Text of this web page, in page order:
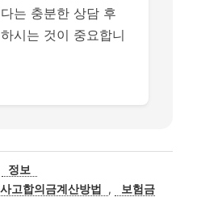
는 충분한 상담 후
시는 것이 중요합니
카
테
정보
고합의금계산방법 ,
보험금